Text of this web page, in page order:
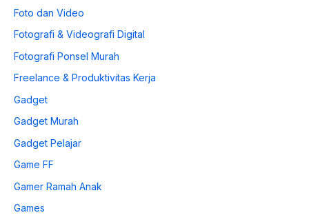
Foto dan Video
Fotografi & Videografi Digital
Fotografi Ponsel Murah
Freelance & Produktivitas Kerja
Gadget
Gadget Murah
Gadget Pelajar
Game FF
Gamer Ramah Anak
Games